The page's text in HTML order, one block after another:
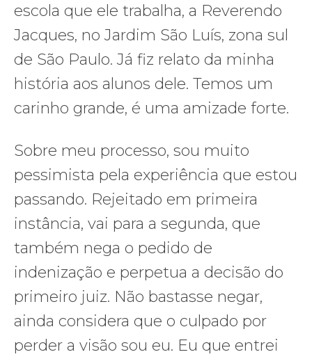
escola que ele trabalha, a Reverendo
Jacques, no Jardim São Luís, zona sul
de São Paulo. Já fiz relato da minha
história aos alunos dele. Temos um
carinho grande, é uma amizade forte.
Sobre meu processo, sou muito
pessimista pela experiência que estou
passando. Rejeitado em primeira
instância, vai para a segunda, que
também nega o pedido de
indenização e perpetua a decisão do
primeiro juiz. Não bastasse negar,
ainda considera que o culpado por
perder a visão sou eu. Eu que entrei